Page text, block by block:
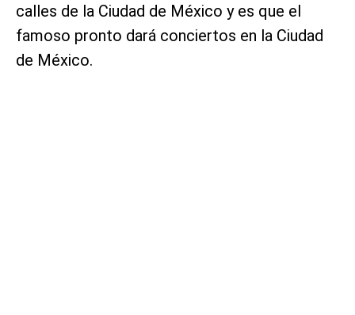
calles de la Ciudad de México y es que el
famoso pronto dará conciertos en la Ciudad
de México.